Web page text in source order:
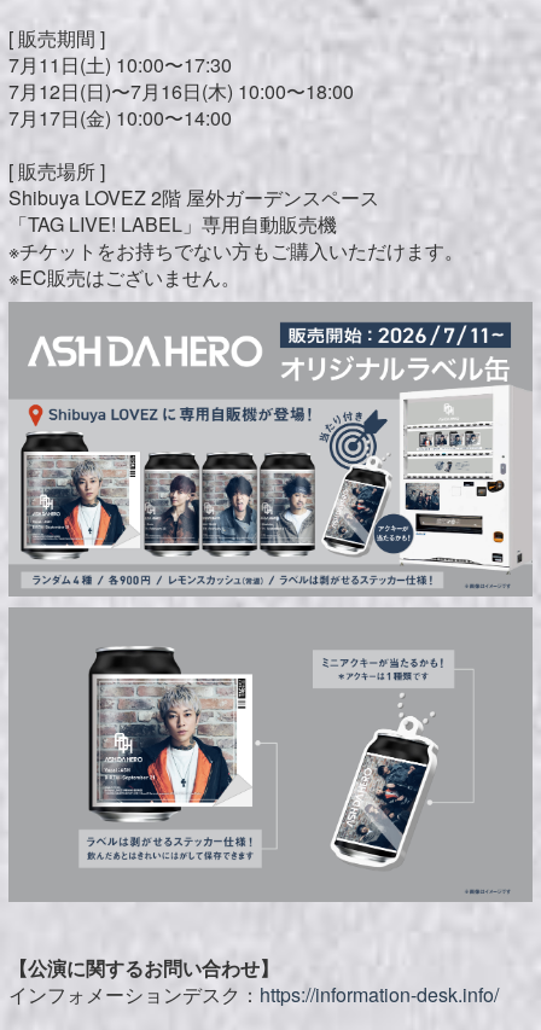
[ 販売期間 ]
7月11日(土) 10:00〜17:30
7月12日(日)〜7月16日(木) 10:00〜18:00
7月17日(金) 10:00〜14:00
[ 販売場所 ]
Shibuya LOVEZ 2階 屋外ガーデンスペース
「TAG LIVE! LABEL」専用自動販売機
※チケットをお持ちでない方もご購入いただけます。
※EC販売はございません。
【公演に関するお問い合わせ】
インフォメーションデスク： https://information-desk.info/